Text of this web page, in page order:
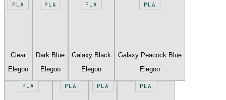
PLA
Clear
Elegoo
PLA
Dark Blue
Elegoo
PLA
Galaxy Black
Elegoo
PLA
Galaxy Peacock Blue
Elegoo
PLA PLA PLA PLA